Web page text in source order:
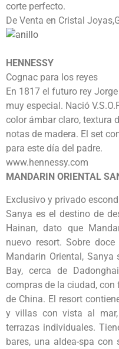
corte perfecto.
De Venta en Cristal
HENNESSY
Cognac para los reyes
En 1817 el futuro rey
muy especial. Nació
color ámbar claro, textura
notas de madera. El set
para este día del padre.
www.hennessy.com
MANDARIN ORIENTAL
Exclusivo y privado
Sanya es el destino de
Hainan, dato que
nuevo resort. Sobre
Mandarin Oriental, Sanya
Bay, cerca de
compras de la ciudad,
de China. El resort
y villas con vista al
terrazas individuales.
bares, una aldea-spa